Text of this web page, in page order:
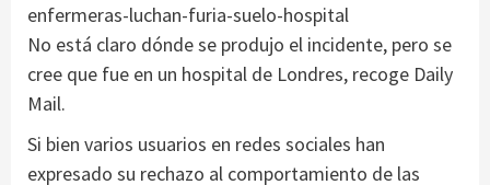
enfermeras-luchan-furia-suelo-hospital
No está claro dónde se produjo el incidente, pero se
cree que fue en un hospital de Londres, recoge Daily
Mail.
Si bien varios usuarios en redes sociales han
expresado su rechazo al comportamiento de las